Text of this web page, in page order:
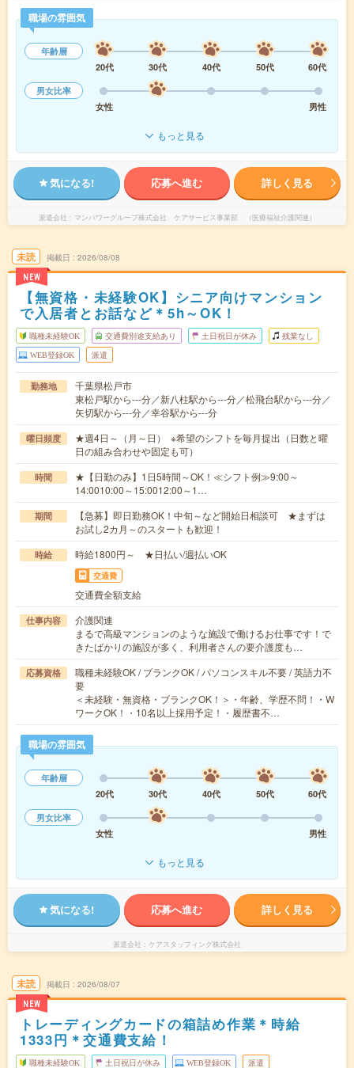
職場の雰囲気
年齢層
20代
30代 40代 50代
60代
男女比率
女性
男性
もっと見る
気になる! 応募へ進む 詳しく見る
派遣会社 マンパワーグループ株式会社 ケアサービス事業部 （医療福祉介護関連）
未読
NEW
掲載日 2026/08/08
【無資格・未経験OK】シニア向けマンション
で入居者とお話など＊5h～OK！
職種未経験OK 交通費別途支給あり 土日祝日が休み 残業なし
WEB登録OK 派遣
勤務地
千葉県松戸市
東松戸駅から---分／新八柱駅から---分／松飛台駅から---分／
矢切駅から---分／幸谷駅から---分
曜日頻度
★週4日～（月～日） ※希望のシフトを毎月提出（日数と曜
日の組み合わせや固定も可）
時間
★【日勤のみ】1日5時間～OK！≪シフト例≫9:00～
14:0010:00～15:0012:00～1…
期間
【急募】即日勤務OK！中旬～など開始日相談可 ★まずは
お試し2カ月～のスタートも歓迎！
時給 時給1800円～ ★日払い/週払いOK
交通費
交通費全額支給
仕事内容
介護関連
まるで高級マンションのような施設で働けるお仕事です！で
きたばかりの施設が多く、利用者さんの要介護度も…
応募資格
職種未経験OK / ブランクOK / パソコンスキル不要 / 英語力不
要
＜未経験・無資格・ブランクOK！＞・年齢、学歴不問！・W
ワークOK！・10名以上採用予定！・履歴書不…
職場の雰囲気
年齢層
20代
30代 40代 50代
60代
男女比率
女性
男性
もっと見る
気になる! 応募へ進む 詳しく見る
派遣会社 ケアスタッフィング株式会社
未読
NEW
掲載日 2026/08/07
トレーディングカードの箱詰め作業＊時給
1333円＊交通費支給！
職種未経験OK 土日祝日が休み WEB登録OK 派遣